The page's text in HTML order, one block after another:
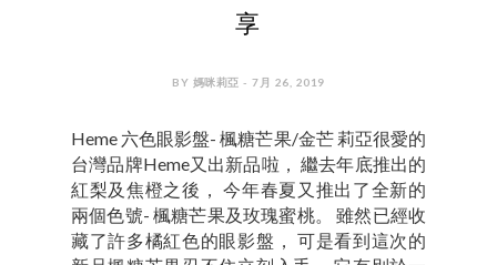
享
BY 媽咪莉亞 - 7月 26, 2019
Heme 六色眼影盤- 楓糖芒果/金芒 莉亞很愛的
台灣品牌Heme又出新品啦， 繼去年底推出的
紅梨及焦橙之後， 今年春夏又推出了全新的
兩個色號- 楓糖芒果及玫瑰蜜桃。 雖然已經收
藏了許多橘紅色的眼影盤， 可是看到這次的